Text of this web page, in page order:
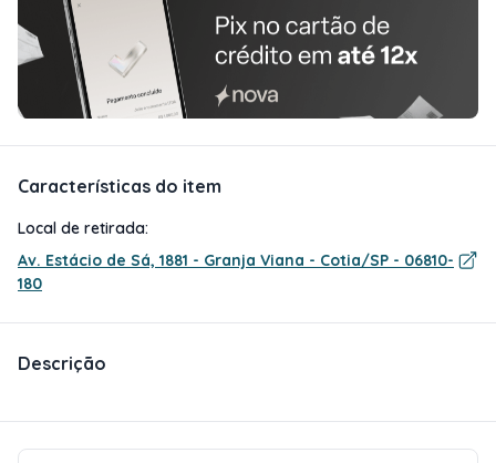
Características do item
Local de retirada:
Av. Estácio de Sá, 1881 - Granja Viana - Cotia/SP - 06810-
180
Descrição